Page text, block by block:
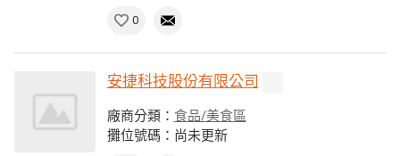
0
安捷科技股份有限公司
廠商分類： 食品/美食區
攤位號碼：尚未更新